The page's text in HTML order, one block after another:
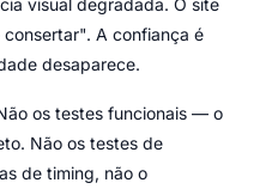
A confiança é
desaparece.
os testes funcionais — o
Não os testes de
de timing, não o